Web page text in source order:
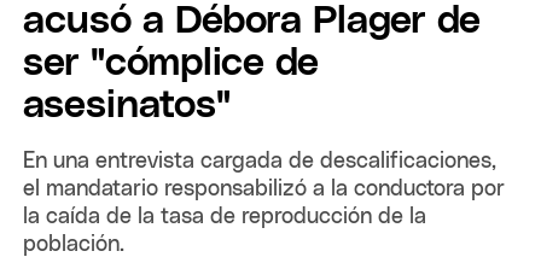
acusó a Débora Plager de
ser "cómplice de
asesinatos"
En una entrevista cargada de descalificaciones,
el mandatario responsabilizó a la conductora por
la caída de la tasa de reproducción de la
población.